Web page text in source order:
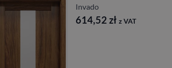
Invado
614,52 zł z VAT